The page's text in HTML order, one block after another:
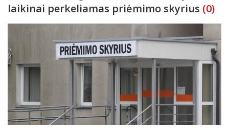
laikinai perkeliamas priėmimo skyrius (0)